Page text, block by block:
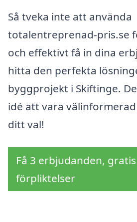
Så tveka inte att använda
totalentreprenad-pris.se
och effektivt få in dina
hitta den perfekta
byggprojekt i Skiftinge.
idé att vara
ditt val!
Få 3 erbjudanden,
förpliktelser